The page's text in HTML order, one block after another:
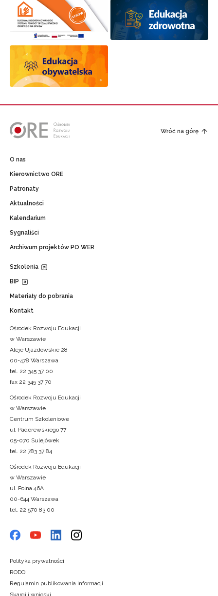
Wróć na górę
O nas
Kierownictwo ORE
Patronaty
Aktualności
Kalendarium
Sygnaliści
Archiwum projektów PO WER
Szkolenia
BIP
Materiały do pobrania
Kontakt
Ośrodek Rozwoju Edukacji
w Warszawie
Aleje Ujazdowskie 28
00-478 Warszawa
tel. 22 345 37 00
fax 22 345 37 70
Ośrodek Rozwoju Edukacji
w Warszawie
Centrum Szkoleniowe
ul. Paderewskiego 77
05-070 Sulejówek
tel. 22 783 37 84
Ośrodek Rozwoju Edukacji
w Warszawie
ul. Polna 46A
00-644 Warszawa
tel. 22 570 83 00
Polityka prywatności
RODO
Regulamin publikowania informacji
Skargi i wnioski